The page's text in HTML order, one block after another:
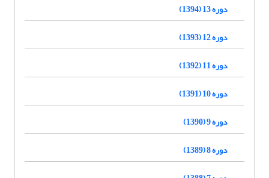
دوره 13 (1394)
دوره 12 (1393)
دوره 11 (1392)
دوره 10 (1391)
دوره 9 (1390)
دوره 8 (1389)